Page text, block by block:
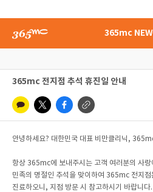
365mc
365mc 전지점 추석 휴진일 안내
안녕하세요? 대한민국 대표 비만클리닉,
항상 365mc에 보내주시는 고객 여러분의 사랑
민족의 명절인 추석을 맞이하여 365mc 전지
진료하오니, 지점 방문 시 참고하시기 바랍니다.